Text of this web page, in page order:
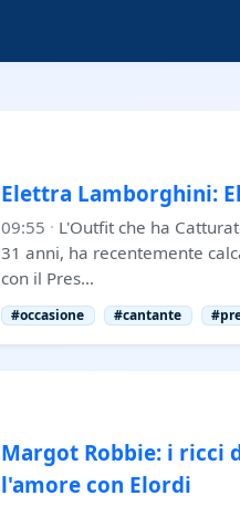
Elettra Lamborghini:
09:55 · L'Outfit che ha
31 anni, ha recentemente
con il Pres…
#occasione #cantante
Margot Robbie: i ricci
l'amore con Elordi